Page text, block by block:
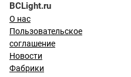
BCLight.ru
О нас
Пользовательское
соглашение
Новости
Фабрики